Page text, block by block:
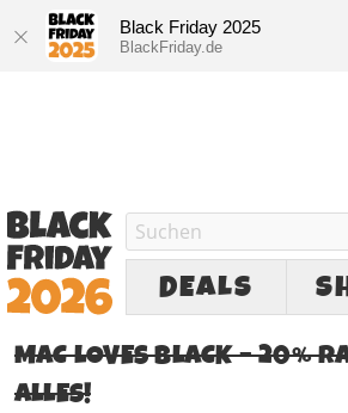
Black Friday 2025
BlackFriday.de
DEALS
MAC LOVES BLACK – 20%
ALLES!